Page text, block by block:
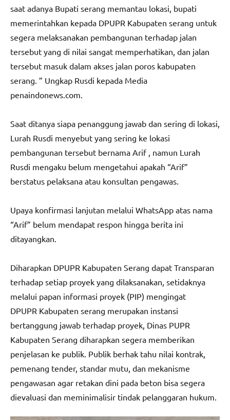
saat adanya Bupati serang memantau lokasi, bupati
memerintahkan kepada DPUPR Kabupaten serang untuk
segera melaksanakan pembangunan terhadap jalan
tersebut yang di nilai sangat memperhatikan, dan jalan
tersebut masuk dalam akses jalan poros kabupaten
serang. ” Ungkap Rusdi kepada Media
penaindonews.com.
Saat ditanya siapa penanggung jawab dan sering di lokasi,
Lurah Rusdi menyebut yang sering ke lokasi
pembangunan tersebut bernama Arif , namun Lurah
Rusdi mengaku belum mengetahui apakah “Arif”
berstatus pelaksana atau konsultan pengawas.
Upaya konfirmasi lanjutan melalui WhatsApp atas nama
“Arif” belum mendapat respon hingga berita ini
ditayangkan.
Diharapkan DPUPR Kabupaten Serang dapat Transparan
terhadap setiap proyek yang dilaksanakan, setidaknya
melalui papan informasi proyek (PIP) mengingat
DPUPR Kabupaten serang merupakan instansi
bertanggung jawab terhadap proyek, Dinas PUPR
Kabupaten Serang diharapkan segera memberikan
penjelasan ke publik. Publik berhak tahu nilai kontrak,
pemenang tender, standar mutu, dan mekanisme
pengawasan agar retakan dini pada beton bisa segera
dievaluasi dan meminimalisir tindak pelanggaran hukum.